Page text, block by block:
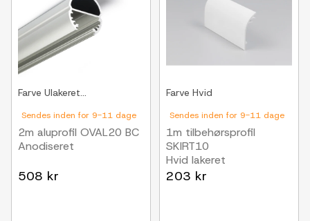
Sendes inden for 9-11 dage
Farve Ulakeret...
2m aluprofil OVAL20 BC
Anodiseret
508 kr
Sendes inden for 9-11 dage
Farve Hvid
1m tilbehørsprofil
SKIRT10
Hvid lakeret
203 kr